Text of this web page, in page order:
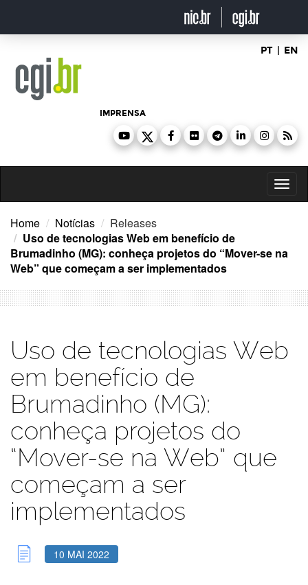
o
PT | EN
IMPRENSA
Home Notícias
Releases
Uso de tecnologias Web em benefício de
Brumadinho (MG): conheça projetos do “Mover-se na
Web” que começam a ser implementados
Uso de tecnologias Web
em benefício de
Brumadinho (MG):
conheça projetos do
“Mover-se na Web” que
começam a ser
implementados
10 MAI 2022